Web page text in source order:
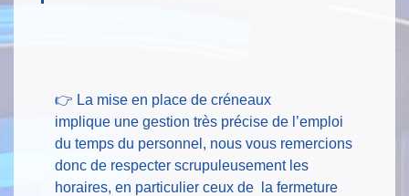
👉 La mise en place de créneaux
implique une gestion très précise de l’emploi
du temps du personnel, nous vous remercions
donc de respecter scrupuleusement les
horaires, en particulier ceux de la fermeture